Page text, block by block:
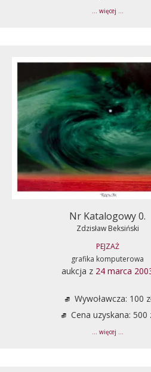
... więcej ...
Nr Katalogowy 0.
Zdzisław Beksiński
PEJZAŻ
grafika komputerowa
aukcja z 24 marca
Wywoławcza: 100
Cena uzyskana: 500
... więcej ...